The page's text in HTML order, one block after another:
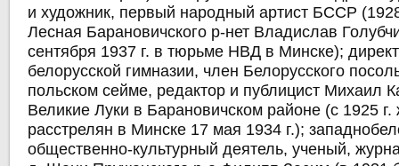
и художник, первый народный артист БССР
Лесная Барановичского р-нет Владислав
сентября 1937 г. в тюрьме НВД в Минске);
белорусской гимназии, член Белорусского
польском сейме, редактор и публицист Михаил
Великие Луки в Барановичском районе (с 1925
расстрелян в Минске 17 мая 1934 г.);
общественно-культурный деятель, ученый,